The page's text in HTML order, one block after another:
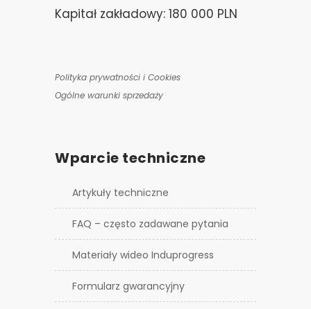
Kapitał zakładowy: 180 000 PLN
Polityka prywatności i Cookies
Ogólne warunki sprzedaży
Wparcie techniczne
Artykuły techniczne
FAQ – często zadawane pytania
Materiały wideo Induprogress
Formularz gwarancyjny